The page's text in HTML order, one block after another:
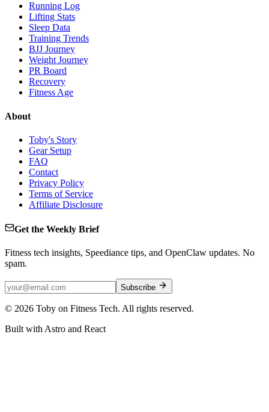
Running Log
Lifting Stats
Sleep Data
Training Trends
BJJ Journey
Weight Journey
PR Board
Recovery
Fitness Age
About
Toby's Story
Gear Setup
FAQ
Contact
Privacy Policy
Terms of Service
Affiliate Disclosure
Get the Weekly Brief
Fitness tech insights, Speediance tips, and OpenClaw updates. No
spam.
Subscribe
© 2026 Toby on Fitness Tech. All rights reserved.
Built with Astro and React